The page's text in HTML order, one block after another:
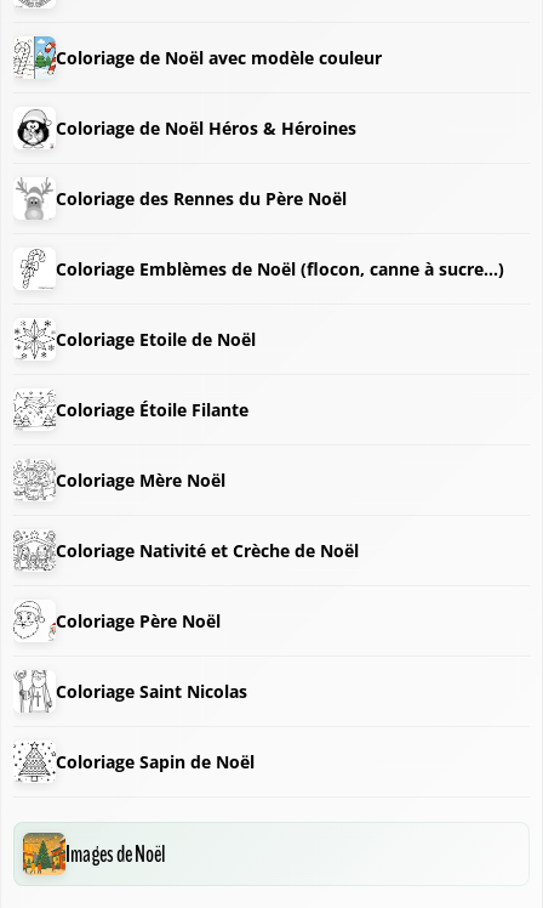
Coloriage de Noël avec modèle couleur
Coloriage de Noël Héros & Héroines
Coloriage des Rennes du Père Noël
Coloriage Emblèmes de Noël (flocon, canne à sucre...)
Coloriage Etoile de Noël
Coloriage Étoile Filante
Coloriage Mère Noël
Coloriage Nativité et Crèche de Noël
Coloriage Père Noël
Coloriage Saint Nicolas
Coloriage Sapin de Noël
Images de Noël